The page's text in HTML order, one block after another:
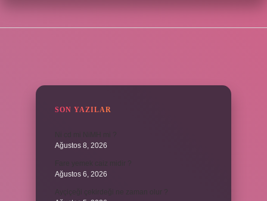
SON YAZILAR
Ağustos 8, 2026
Ağustos 6, 2026